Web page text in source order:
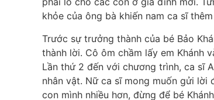
khỏe của ông bà khiến nam ca sĩ
Trước sự trưởng thành của bé Bảo
thành lời. Cô ôm chầm lấy em Khánh
Lần thứ 2 đến với chương trình, ca sĩ
nhân vật. Nữ ca sĩ mong muốn gửi lời
con mình nhiều hơn, đừng để bé